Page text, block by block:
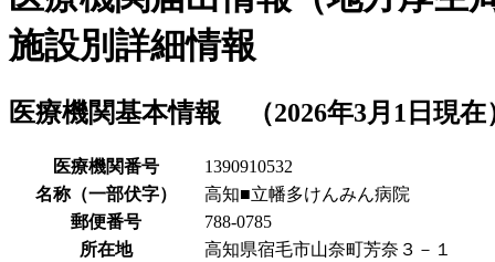
施設別詳細情報
医療機関基本情報 （2026年3月1日現在
医療機関番号
1390910532
名称（一部伏字）
高知■立幡多けんみん病院
郵便番号
788-0785
所在地
高知県宿毛市山奈町芳奈３－１